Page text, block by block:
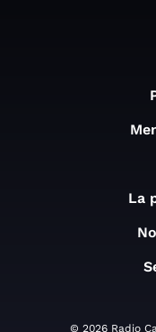
La
© 2026 Radio